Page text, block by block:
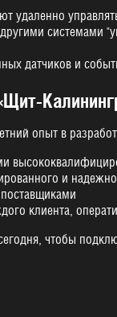
удаленно
системами
датчиков и
опыт в
и
клиента,
чтобы